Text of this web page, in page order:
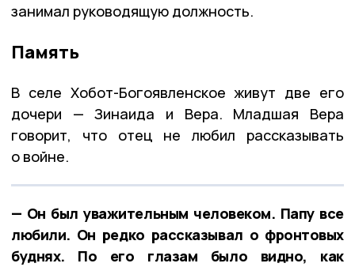
занимал руководящую должность.
Память
В селе Хобот-Богоявленское живут две его
дочери — Зинаида и Вера. Младшая Вера
говорит, что отец не любил рассказывать
о войне.
— Он был уважительным человеком. Папу все
любили. Он редко рассказывал о фронтовых
буднях. По его глазам было видно, как